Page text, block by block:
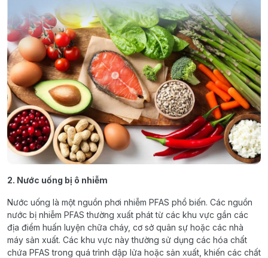
2. Nước uống bị ô nhiễm
Nước uống là một nguồn phơi nhiễm PFAS phổ biến. Các nguồn
nước bị nhiễm PFAS thường xuất phát từ các khu vực gần các
địa điểm huấn luyện chữa cháy, cơ sở quân sự hoặc các nhà
máy sản xuất. Các khu vực này thường sử dụng các hóa chất
chứa PFAS trong quá trình dập lửa hoặc sản xuất, khiến các chất